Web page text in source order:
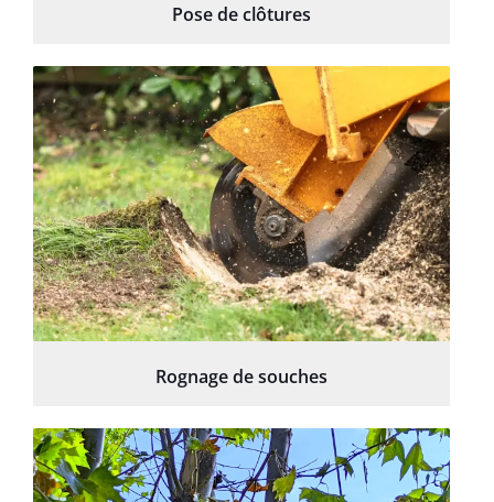
Pose de clôtures
Rognage de souches